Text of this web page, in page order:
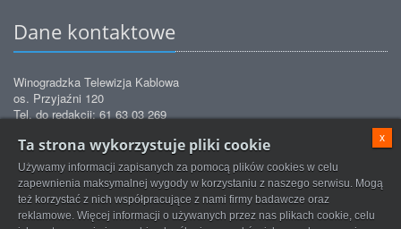
Dane kontaktowe
Winogradzka Telewizja Kablowa
os. Przyjaźni 120
Tel. do redakcji: 61 63 03 269
Tel. do biura obsługi: 61 63 03 272
Tel. do serwisu: 61 63 03 872
Email:redakcja@tvkwinogrady.pl
Ta strona wykorzystuje pliki cookie
Używamy informacji zapisanych za pomocą plików cookies w celu
zapewnienia maksymalnej wygody w korzystaniu z naszego serwisu. Mogą
też korzystać z nich współpracujące z nami firmy badawcze oraz
reklamowe. Więcej informacji o używanych przez nas plikach cookie, celu
x